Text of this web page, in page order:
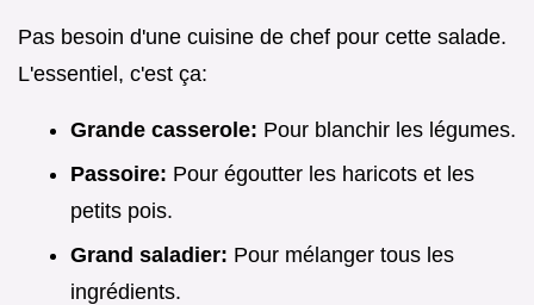
Pas besoin d'une cuisine de chef pour cette salade.
L'essentiel, c'est ça:
Grande casserole: Pour blanchir les légumes.
Passoire: Pour égoutter les haricots et les
petits pois.
Grand saladier: Pour mélanger tous les
ingrédients.